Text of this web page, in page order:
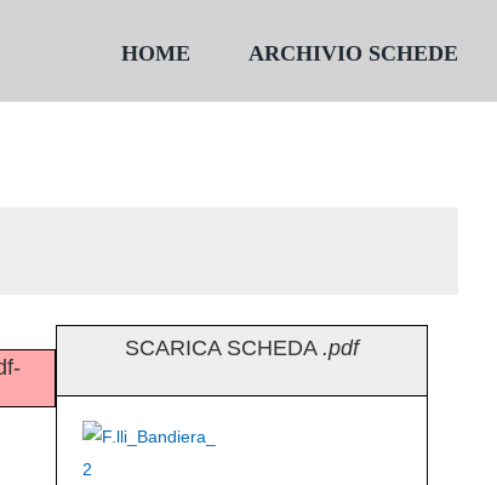
HOME ARCHIVIO SCHEDE
SCARICA SCHEDA .pdf